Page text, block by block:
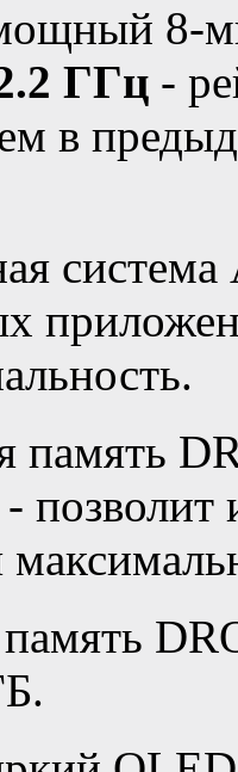
8-
ГГц -
в
память
память